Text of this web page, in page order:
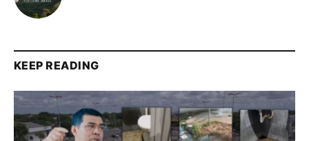
KEEP READING